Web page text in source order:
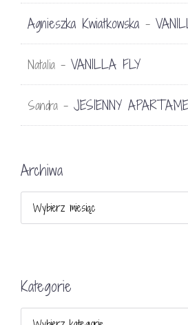
Agnieszka Kwiatkowska -
Natalia - VANILLA FLY
Sandra - JESIENNY
Archiwa
Kategorie